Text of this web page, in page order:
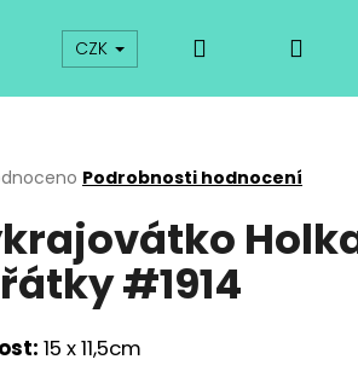
Kurzy Odkazy
CZK
Podrobnosti hodnocení
#1914
15 x 11,5cm